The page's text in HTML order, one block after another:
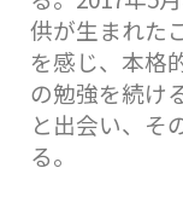
供が生まれた
を感じ、本格
の勉強を続け
と出会い、そ
る。